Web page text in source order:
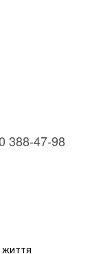
388-47-98
життя